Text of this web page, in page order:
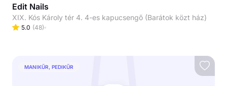
Edit Nails
XIX. Kós Károly tér 4. 4-es kapucsengő (Barátok közt ház)
5.0 (48)
MANIKŰR, PEDIKŰR